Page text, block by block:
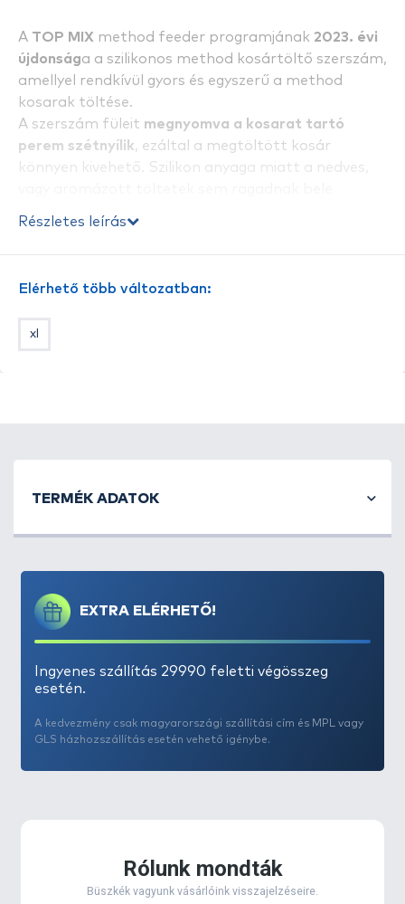
A TOP MIX method feeder programjának 2023. évi
újdonsága a szilikonos method kosártöltő szerszám,
amellyel rendkívül gyors és egyszerű a method
kosarak töltése.
A szerszám füleit megnyomva a kosarat tartó
perem szétnyílik, ezáltal a megtöltött kosár
könnyen kivehető. Szilikon anyaga miatt a nedves,
hasonló formájú feeder kosarainál is használható.
Részletes leírás
Elérhető több változatban:
xl
EXTRA ELÉRHETŐ!
Ingyenes szállítás 29990 feletti végösszeg
esetén.
A kedvezmény csak magyarországi szállítási cím és MPL vagy
GLS házhozszállítás esetén vehető igénybe.
TERMÉK ADATOK